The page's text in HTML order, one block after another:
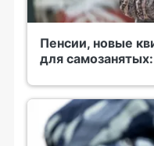
Пенсии, новые
для